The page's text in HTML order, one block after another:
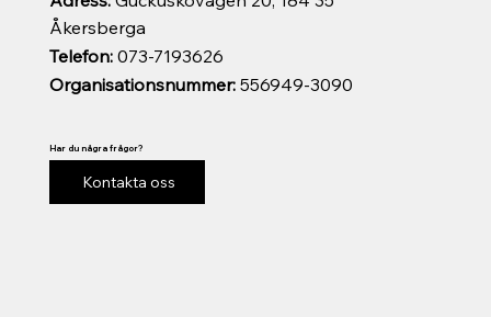
Organisationsnummer:556949-3090
Telefon:073-7193626
Åkersberga
Har du några frågor?
Kontakta oss